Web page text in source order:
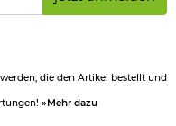
die den Artikel bestellt und
»Mehr dazu